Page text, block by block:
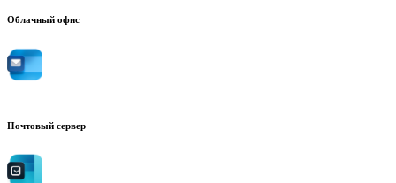
Облачный офис
Почтовый сервер